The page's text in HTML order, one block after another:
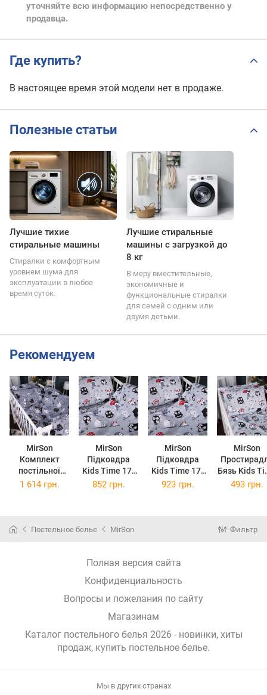
уточняйте всю информацию непосредственно у
продавца.
Где купить?
В настоящее время этой модели нет в продаже.
Полезные статьи
Лучшие тихие
стиральные машины
Стиралки с комфортным
уровнем шума для
эксплуатации в любое
время суток.
Лучшие стиральные
машины с загрузкой до
8 кг
В меру вместительные,
экономичные и
функциональные стиралки
для семей с одним или
двумя детьми.
Рекомендуем
MirSon
Комплект
постільної
білизни
17-0671 With
MirSon
Підковдра
Kids Time 17-
0672 Silver
MirSon
Підковдра
Kids Time 17-
0672 Silver
MirSon
Бязь Kids
17-0672
1 614 грн. 852 грн. 923 грн. 493 грн.
Постельное белье MirSon Фильтр
Полная версия сайта
Конфиденциальность
Вопросы и пожелания по сайту
Магазинам
Каталог постельного белья 2026 - новинки, хиты
продаж, купить постельное белье.
Мы в других странах